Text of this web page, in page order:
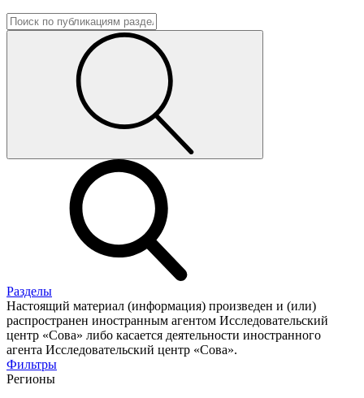
Разделы
Настоящий материал (информация) произведен и (или)
распространен иностранным агентом Исследовательский
центр «Сова» либо касается деятельности иностранного
агента Исследовательский центр «Сова».
Фильтры
Регионы